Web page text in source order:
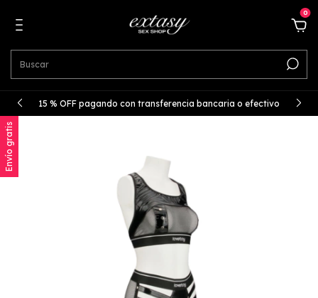
0
15 % OFF pagando con transferencia bancaria o efectivo
Envío gratis